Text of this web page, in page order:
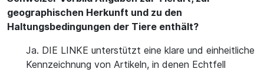
geographischen Herkunft und zu den
Haltungsbedingungen der Tiere enthält?
Ja. DIE LINKE unterstützt eine klare und einheitliche
Kennzeichnung von Artikeln, in denen Echtfell